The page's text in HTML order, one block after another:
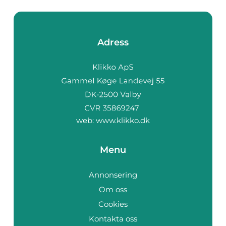
Adress
web: www.klikko.dk
Menu
Annonsering
Om oss
Cookies
Kontakta oss